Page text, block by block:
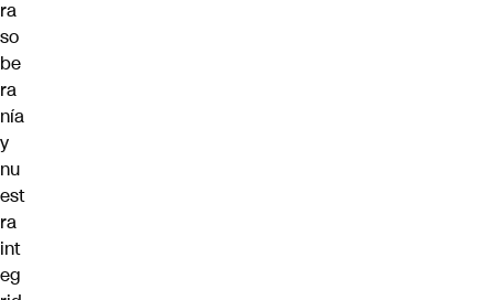
ra
so
be
ra
nía
y
nu
est
ra
int
eg